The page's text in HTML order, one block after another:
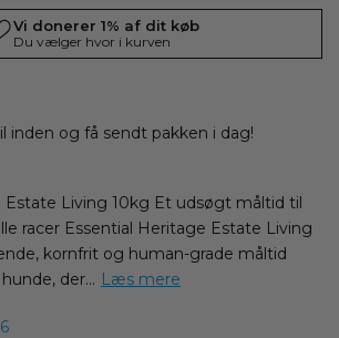
inden og få sendt pakken i dag!
Estate Living 10kg Et udsøgt måltid til
racer Essential Heritage Estate Living
kornfrit og human-grade måltid
der... Læs mere